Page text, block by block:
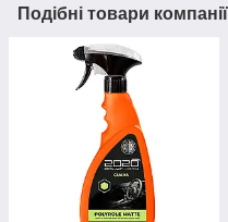
Подібні товари компанії